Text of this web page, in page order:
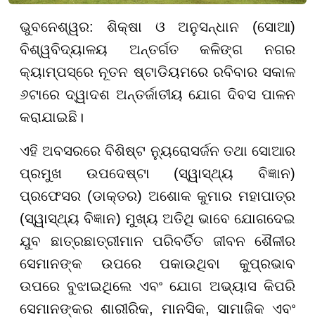
ଭୁବନେଶ୍ୱର: ଶିକ୍ଷା ଓ ଅନୁସନ୍ଧାନ (ସୋଆ)
ବିଶ୍ୱବିଦ୍ୟାଳୟ ଅନ୍ତର୍ଗତ କଳିଙ୍ଗ ନଗର
କ୍ୟାମ୍ପସ୍ରେ ନୂତନ ଷ୍ଟାଡିୟମରେ ରବିବାର ସକାଳ
୬ଟାରେ ଦ୍ୱାଦଶ ଅନ୍ତର୍ଜାତୀୟ ଯୋଗ ଦିବସ ପାଳନ
କରାଯାଇଛି।
ଏହି ଅବସରରେ ବିଶିଷ୍ଟ ନ୍ୟୁରୋସର୍ଜନ ତଥା ସୋଆର
ପ୍ରମୁଖ ଉପଦେଷ୍ଟା (ସ୍ୱାସ୍ଥ୍ୟ ବିଜ୍ଞାନ)
ପ୍ରଫେସର (ଡାକ୍ତର) ଅଶୋକ କୁମାର ମହାପାତ୍ର
(ସ୍ୱାସ୍ଥ୍ୟ ବିଜ୍ଞାନ) ମୁଖ୍ୟ ଅତିଥି ଭାବେ ଯୋଗଦେଇ
ଯୁବ ଛାତ୍ରଛାତ୍ରୀମାନ ପରିବର୍ତିତ ଜୀବନ ଶୈଳୀର
ସେମାନଙ୍କ ଉପରେ ପକାଉଥିବା କୁପ୍ରଭାବ
ଉପରେ ବୁଝାଇଥିଲେ ଏବଂ ଯୋଗ ଅଭ୍ୟାସ କିପରି
ସେମାନଙ୍କର ଶାରୀରିକ, ମାନସିକ, ସାମାଜିକ ଏବଂ